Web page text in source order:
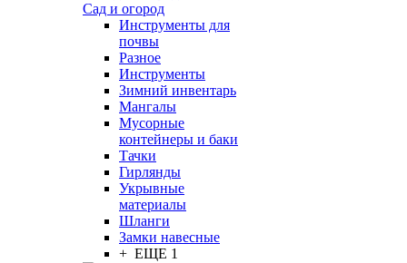
Сад и огород
Инструменты для
почвы
Разное
Инструменты
Зимний инвентарь
Мангалы
Мусорные
контейнеры и баки
Тачки
Гирлянды
Укрывные
материалы
Шланги
Замки навесные
+ ЕЩЕ 1